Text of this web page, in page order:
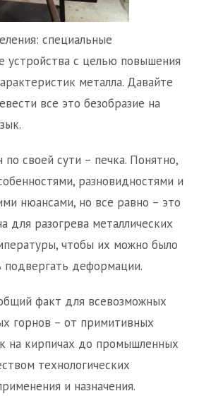
специальные
устройства с целью повышения
металла. Давайте
все это безобразие на
по своей сути – печка. Понятно,
разновидностями и
нюансами, но все равно – это
для разогрева металлических
чтобы их можно было
подвергать деформации.
факт для всевозможных
горнов – от примитивных
на кирпичах до промышленных
технологических
и назначения.